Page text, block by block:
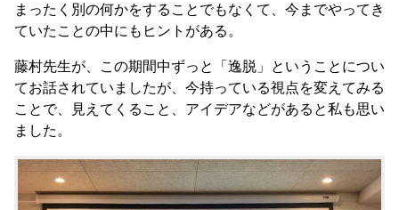
まったく別の何かをすることでもなくて、今までやってき
ていたことの中にもヒントがある。
藤村先生が、この期間中ずっと「逸脱」ということについ
てお話されていましたが、今持っている視点を変えてみる
ことで、見えてくること、アイデアなどがあると私も思い
ました。